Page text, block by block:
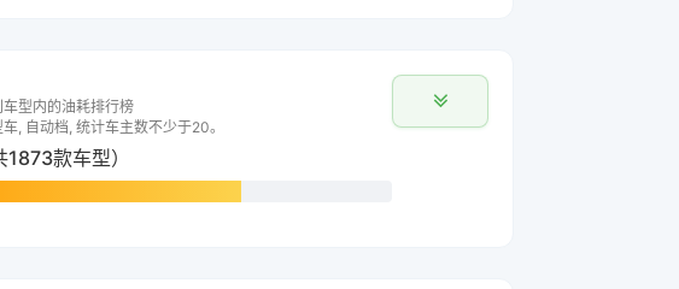
型内的油耗排行榜
, 自动档, 统计车主数不少于20。
款车型）